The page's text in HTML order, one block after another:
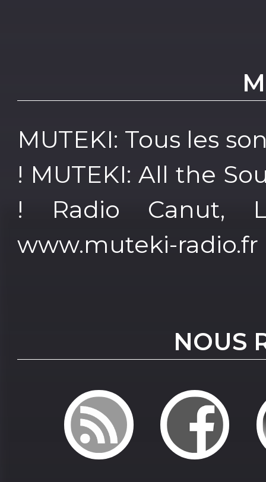
MUTEKI: Tous les
! MUTEKI: All the
! Radio Canut,
www.muteki-radio.fr
NOUS